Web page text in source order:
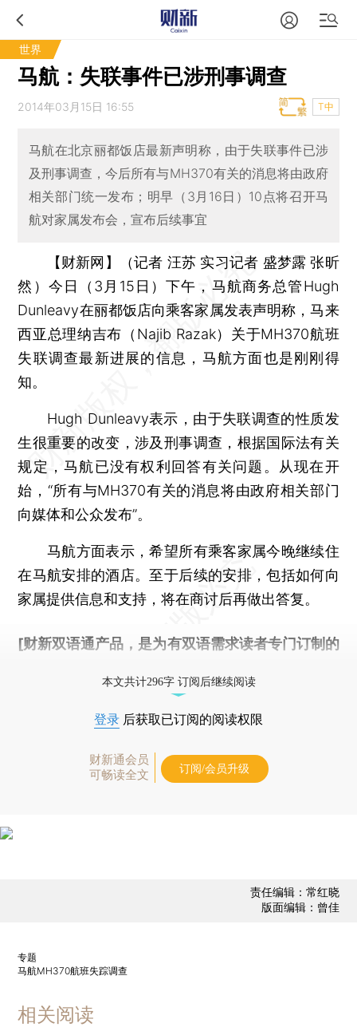
世界
马航：失联事件已涉刑事调查
2014年03月15日 16:55 T中
马航在北京丽都饭店最新声明称，由于失联事件已涉
及刑事调查，今后所有与MH370有关的消息将由政府
相关部门统一发布；明早（3月16日）10点将召开马
航对家属发布会，宣布后续事宜
【财新网】（记者 汪苏 实习记者 盛梦露 张昕
然） 今日（3月15日）下午，马航商务总管Hugh
Dunleavy在丽都饭店向乘客家属发表声明称，马来
西亚总理纳吉布（Najib Razak）关于MH370航班
失联调查最新进展的信息，马航方面也是刚刚得
知。
Hugh Dunleavy表示，由于失联调查的性质发
生很重要的改变，涉及刑事调查，根据国际法有关
规定，马航已没有权利回答有关问题。从现在开
始，“所有与MH370有关的消息将由政府相关部门
向媒体和公众发布”。
马航方面表示，希望所有乘客家属今晚继续住
在马航安排的酒店。至于后续的安排，包括如何向
家属提供信息和支持，将在商讨后再做出答复。
[财新双语通产品，是为有双语需求读者专门订制的
本文共计296字 订阅后继续阅读
登录 后获取已订阅的阅读权限
财新通会员
可畅读全文
订阅/会员升级
责任编辑：常红晓
版面编辑：曾佳
专题
马航MH370航班失踪调查
相关阅读